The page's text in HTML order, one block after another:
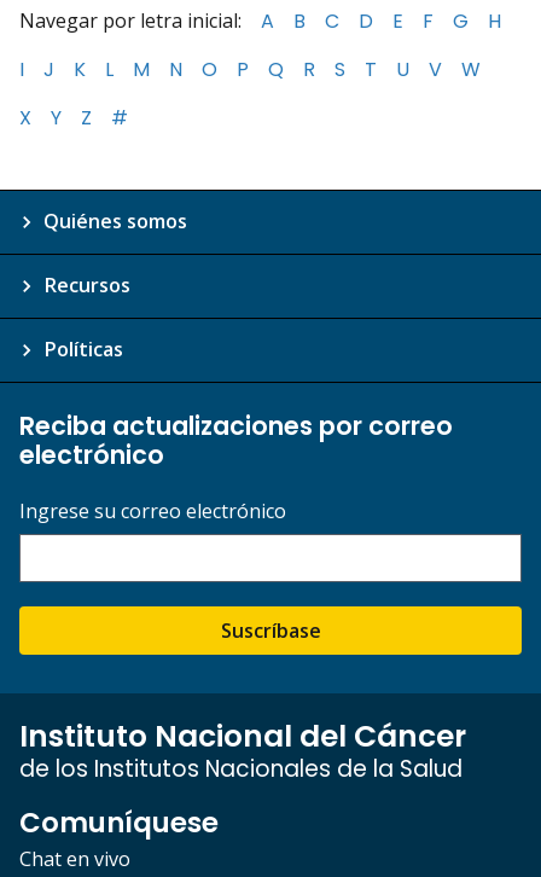
Navegar por letra inicial: A B C D E F G
H
I
J K L M N O P Q R S T U V
W
X
Y Z #
Quiénes somos
Recursos
Políticas
Reciba actualizaciones por correo
electrónico
Ingrese su correo electrónico
Suscríbase
Instituto Nacional del Cáncer
de los Institutos Nacionales de la Salud
Comuníquese
Chat en vivo